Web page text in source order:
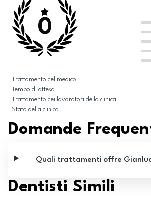
0
Trattamento del medico
Tempo di attesa
Trattamento dei lavoratori della clinica
Stato della clinica
Domande
Quali trattamenti offre
Dentisti Simili